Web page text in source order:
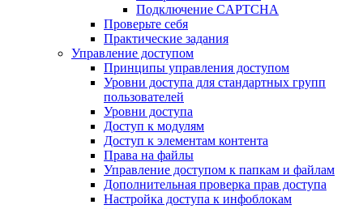
Подключение CAPTCHA
Проверьте себя
Практические задания
Управление доступом
Принципы управления доступом
Уровни доступа для стандартных групп
пользователей
Уровни доступа
Доступ к модулям
Доступ к элементам контента
Права на файлы
Управление доступом к папкам и файлам
Дополнительная проверка прав доступа
Настройка доступа к инфоблокам